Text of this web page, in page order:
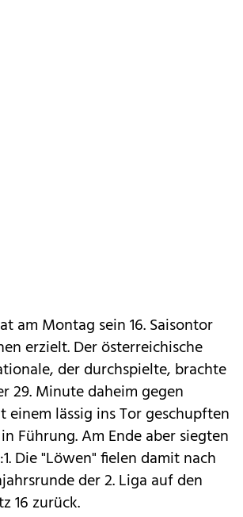
am Montag sein 16. Saisontor
erzielt. Der österreichische
der durchspielte, brachte
29. Minute daheim gegen
einem lässig ins Tor geschupften
Führung. Am Ende aber siegten
Die "Löwen" fielen damit nach
der 2. Liga auf den
16 zurück.